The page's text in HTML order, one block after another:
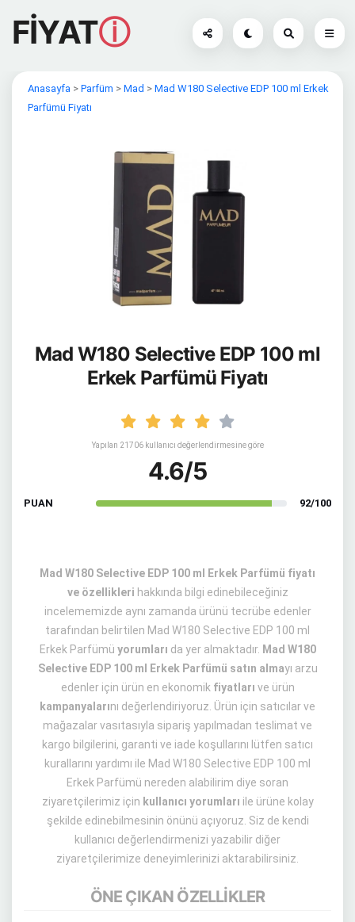
FİYATⓘ
Anasayfa > Parfüm > Mad > Mad W180 Selective EDP 100 ml Erkek
Parfümü Fiyatı
Mad W180 Selective EDP 100 ml
Erkek Parfümü Fiyatı
Yapılan 21706 kullanıcı değerlendirmesine göre
4.6/5
PUAN 92/100
Mad W180 Selective EDP 100 ml Erkek Parfümü fiyatı
ve özellikleri hakkında bilgi edinebileceğiniz
incelememizde aynı zamanda ürünü tecrübe edenler
tarafından belirtilen Mad W180 Selective EDP 100 ml
Erkek Parfümü yorumları da yer almaktadır. Mad W180
Selective EDP 100 ml Erkek Parfümü satın almayı arzu
edenler için ürün en ekonomik fiyatları ve ürün
kampanyalarını değerlendiriyoruz. Ürün için satıcılar ve
mağazalar vasıtasıyla sipariş yapılmadan teslimat ve
kargo bilgilerini, garanti ve iade koşullarını lütfen satıcı
kurallarını yardımı ile Mad W180 Selective EDP 100 ml
Erkek Parfümü nereden alabilirim diye soran
ziyaretçilerimiz için kullanıcı yorumları ile ürüne kolay
şekilde edinebilmesinin önünü açıyoruz. Siz de kendi
kullanıcı değerlendirmenizi yazabilir diğer
ziyaretçilerimize deneyimlerinizi aktarabilirsiniz.
ÖNE ÇIKAN ÖZELLİKLER